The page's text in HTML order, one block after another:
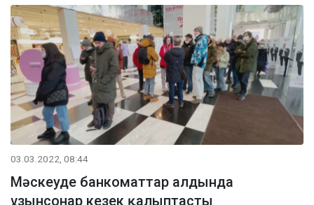
03.03.2022, 08:44
Мәскеуде банкоматтар алдында
ұзынсонар кезек қалыптасты